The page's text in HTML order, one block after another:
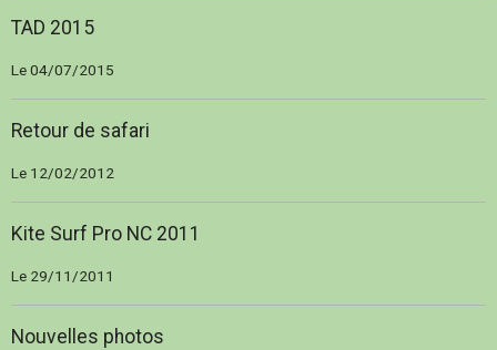
TAD 2015
Le 04/07/2015
Retour de safari
Le 12/02/2012
Kite Surf Pro NC 2011
Le 29/11/2011
Nouvelles photos